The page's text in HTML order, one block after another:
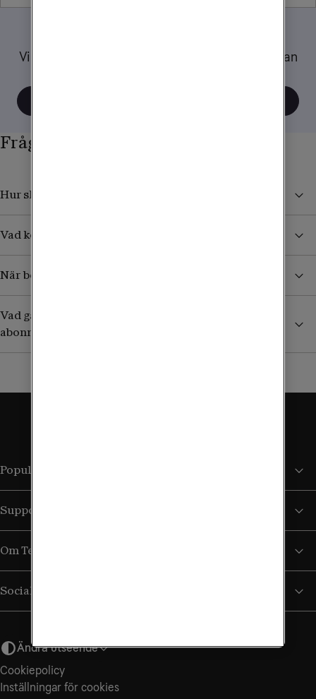
Vi har samlat ett gäng tips och råd om hur du kan
Frågor och svar
Hur skyddar jag mig från höga kostnader i utlandet?
Vad kostar det att ta emot sms/mms från Sverige?
När börjar jag betala för surf och samtal i utlandet?
Vad gäller utomlands om jag har ett äldre obegränsat
abonnemang?
Populära sidor
Support
Om Tele2
Sociala medier
Ändra utseende
Cookiepolicy
Inställningar för cookies